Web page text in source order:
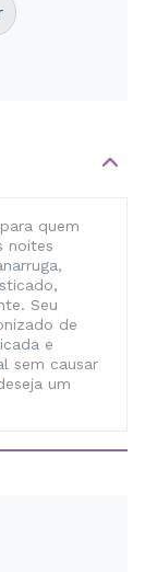
quem
noites
Seu
de
e
sem causar
um